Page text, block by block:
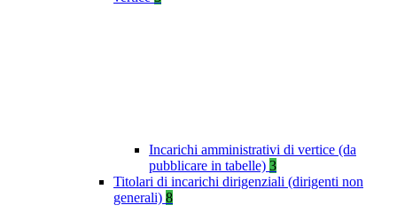
Incarichi amministrativi di vertice (da
pubblicare in tabelle) 3
Titolari di incarichi dirigenziali (dirigenti non
generali) 8